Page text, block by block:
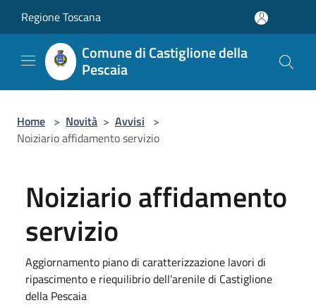
Regione Toscana
Comune di Castiglione della
Pescaia
Home > Novità > Avvisi >
Noiziario affidamento servizio
Noiziario affidamento
servizio
Aggiornamento piano di caratterizzazione lavori di
ripascimento e riequilibrio dell’arenile di Castiglione
della Pescaia